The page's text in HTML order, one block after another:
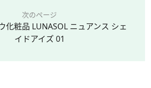
次のページ
粧品 LUNASOL ニュアンス シェ
イドアイズ 01